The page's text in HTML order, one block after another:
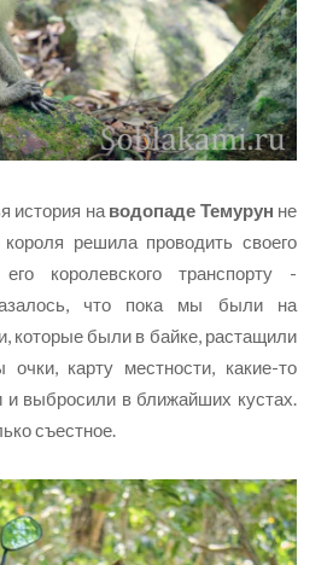
история на водопаде Темурун не
решила проводить своего
королевского транспорту -
что пока мы были на
которые были в байке, растащили
очки, карту местности, какие-то
и выбросили в ближайших кустах.
съестное.